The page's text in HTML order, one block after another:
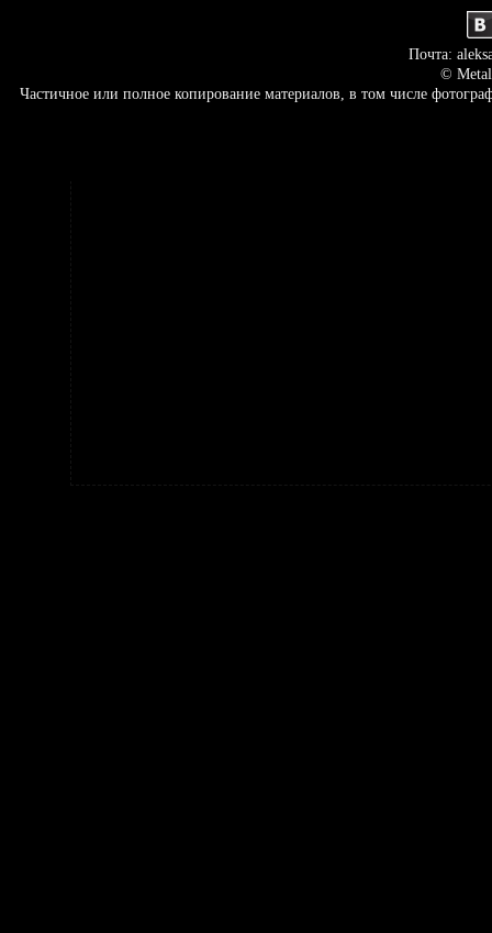
Почта:
©
Частичное или полное копирование материалов, в том числе